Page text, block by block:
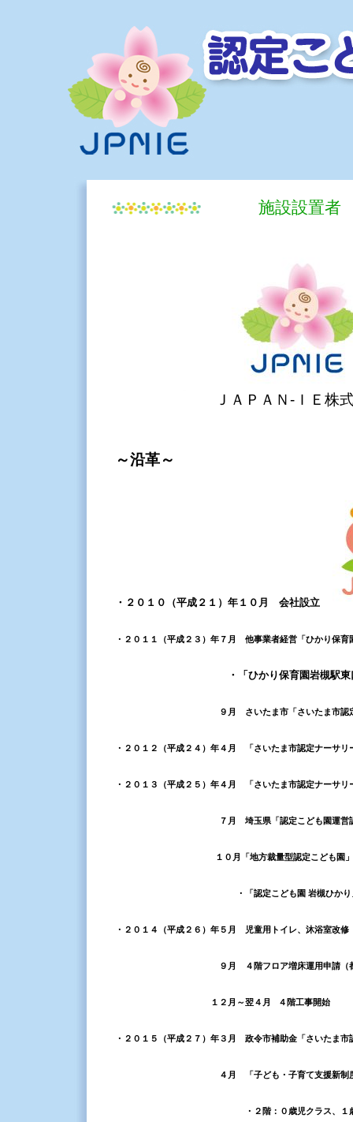
施設設置者
ＪＡＰＡＮ‐ＩＥ株
～沿革～
・２０１０（平成２１）年１０月 会社設立
・２０１１（平成２３）年７月 他事業者経営「ひかり保育
・「ひかり保育園岩槻駅東口
９月 さいたま市「さいたま市認定ナー
・２０１２（平成２４）年４月 「さいたま市認定ナーサリ
・２０１３（平成２５）年４月 「さいたま市認定ナーサリ
７月 埼玉県「認定こども園運営認
１０月 「地方裁量型認定こども園
・「認定こども園 岩槻ひか
・２０１４（平成２６）年５月 児童用トイレ、沐浴室改修
９月 ４階フロア増床運用申請（都道
１２月～翌４月 ４階工事開始
・２０１５（平成２７）年３月 政令市補助金「さいたま市
４月 「子ども・子育て支援新
・ ２階：０歳児クラス、